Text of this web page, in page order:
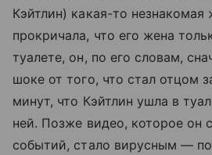
Кэйтлин) какая-то
прокричала, что его жена
туалете, он, по его словам,
шоке от того, что стал отцом
минут, что Кэйтлин ушла в
ней. Позже видео, которое он
событий, стало вирусным —